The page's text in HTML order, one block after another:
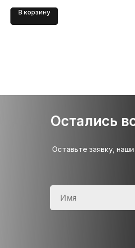
В корзину
Остались
Оставьте заявку,